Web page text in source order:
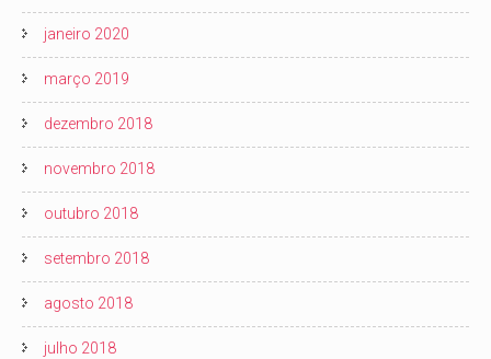
janeiro 2020
março 2019
dezembro 2018
novembro 2018
outubro 2018
setembro 2018
agosto 2018
julho 2018